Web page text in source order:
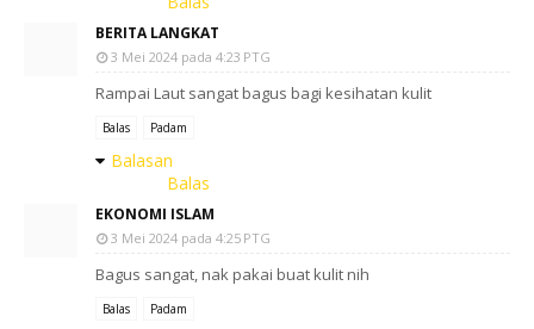
BERITA LANGKAT
3 Mei 2024 pada 4:23 PTG
Rampai Laut sangat bagus bagi kesihatan kulit
Balas Padam
Balasan
Balas
EKONOMI ISLAM
3 Mei 2024 pada 4:25 PTG
Bagus sangat, nak pakai buat kulit nih
Balas Padam